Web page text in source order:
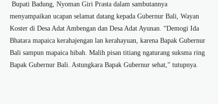
Bupati Badung, Nyoman Giri Prasta dalam sambutannya
menyampaikan ucapan selamat datang kepada Gubernur Bali, Wayan
Koster di Desa Adat Ambengan dan Desa Adat Ayunan. “Demogi Ida
Bhatara mapaica kerahajengan lan kerahayuan, karena Bapak Gubernur
Bali sampun mapaica hibah. Malih pisan titiang ngaturang suksma ring
Bapak Gubernur Bali. Astungkara Bapak Gubernur sehat,” tutupnya.